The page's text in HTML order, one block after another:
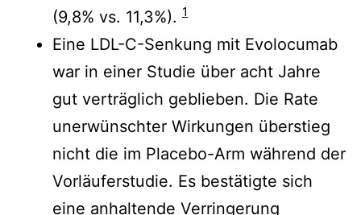
(9,8% vs. 11,3%). 1
Eine LDL-C-Senkung mit Evolocumab
war in einer Studie über acht Jahre
gut verträglich geblieben. Die Rate
unerwünschter Wirkungen überstieg
nicht die im Placebo-Arm während der
Vorläuferstudie. Es bestätigte sich
eine anhaltende Verringerung